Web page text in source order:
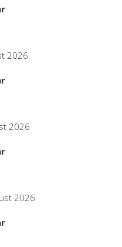
2026
2026
2026